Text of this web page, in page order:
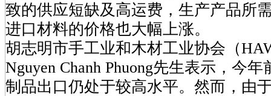
致的供应短缺及高运费，生产产品所
进口材料的价格也大幅上涨。
胡志明市手工业和木材工业协会（
Nguyen Chanh Phuong先生表示，今
制品出口仍处于较高水平。然而，由